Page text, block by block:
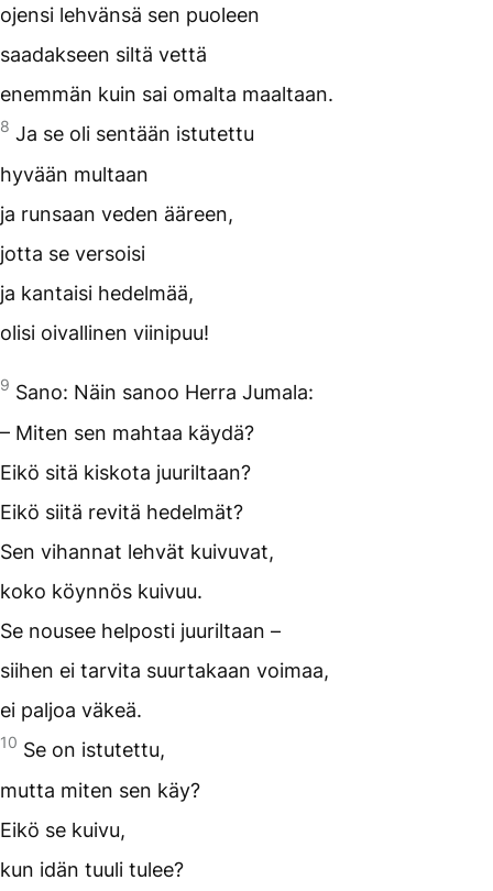
ojensi lehvänsä sen puoleen
saadakseen siltä vettä
enemmän kuin sai omalta maaltaan.
8 Ja se oli sentään istutettu
hyvään multaan
ja runsaan veden ääreen,
jotta se versoisi
ja kantaisi hedelmää,
olisi oivallinen viinipuu!
9 Sano: Näin sanoo Herra Jumala:
– Miten sen mahtaa käydä?
Eikö sitä kiskota juuriltaan?
Eikö siitä revitä hedelmät?
Sen vihannat lehvät kuivuvat,
koko köynnös kuivuu.
Se nousee helposti juuriltaan –
siihen ei tarvita suurtakaan voimaa,
ei paljoa väkeä.
10 Se on istutettu,
mutta miten sen käy?
Eikö se kuivu,
kun idän tuuli tulee?